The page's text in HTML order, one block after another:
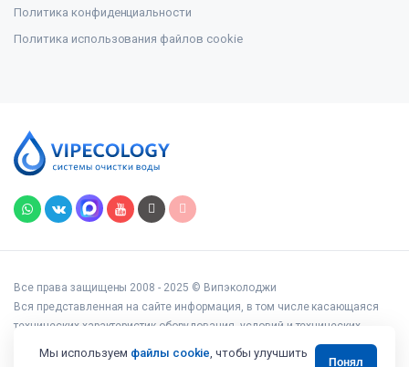
Политика конфиденциальности
Политика использования файлов cookie
Все права защищены 2008 - 2025 © Випэколоджи
Вся представленная на сайте информация, в том числе касающаяся
технических характеристик оборудования, условий и технических
возможностей подключения, наличия на складе, стоимости товаров и
Мы используем файлы cookie, чтобы улучшить
Понял